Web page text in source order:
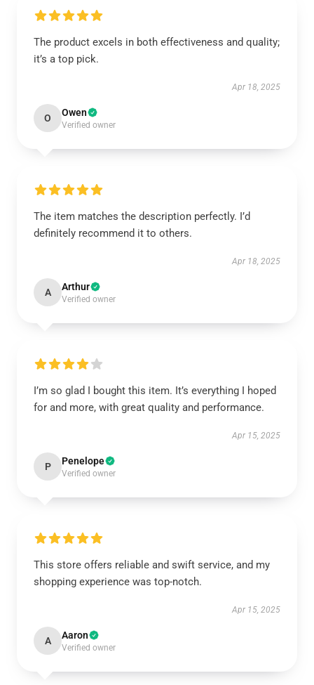
The product excels in both effectiveness and quality;
it’s a top pick.
Apr 18, 2025
O Owen
Verified owner
The item matches the description perfectly. I’d
definitely recommend it to others.
Apr 18, 2025
A Arthur
Verified owner
I’m so glad I bought this item. It’s everything I hoped
for and more, with great quality and performance.
Apr 15, 2025
P Penelope
Verified owner
This store offers reliable and swift service, and my
shopping experience was top-notch.
Apr 15, 2025
A Aaron
Verified owner